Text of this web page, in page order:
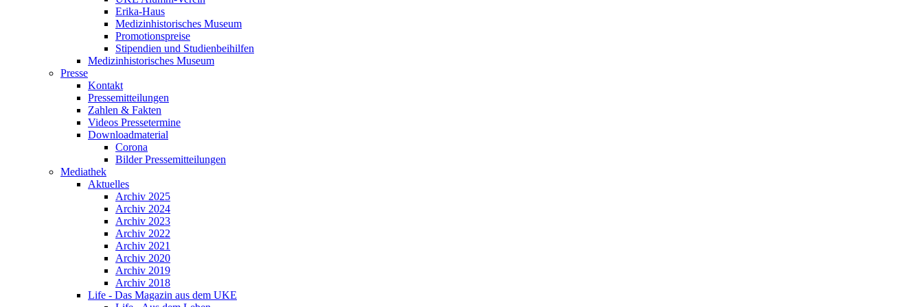
Erika-Haus
Medizinhistorisches Museum
Promotionspreise
Stipendien und Studienbeihilfen
Medizinhistorisches Museum
Presse
Kontakt
Pressemitteilungen
Zahlen & Fakten
Videos Pressetermine
Downloadmaterial
Corona
Bilder Pressemitteilungen
Mediathek
Aktuelles
Archiv 2025
Archiv 2024
Archiv 2023
Archiv 2022
Archiv 2021
Archiv 2020
Archiv 2019
Archiv 2018
Life - Das Magazin aus dem UKE